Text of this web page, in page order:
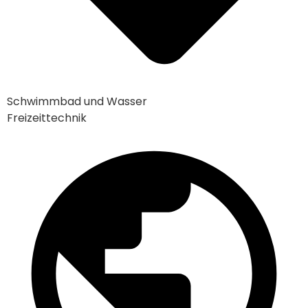
Schwimmbad und Wasser
Freizeittechnik